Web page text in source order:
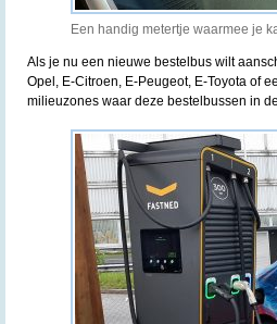
Een handig metertje waarmee je
Als je nu een nieuwe bestelbus wilt
Opel, E-Citroen, E-Peugeot, E-Toyota of
milieuzones waar deze bestelbussen in